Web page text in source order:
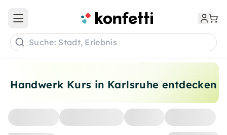
Handwerk Kurs in Karlsruhe entdecken
Open main menu
Suche: Stadt, Erlebnis